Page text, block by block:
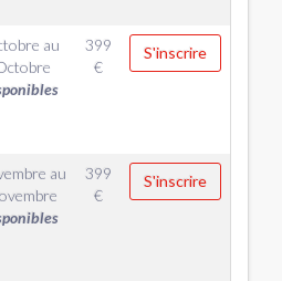
au
399
€
S'inscrire
au
399
€
S'inscrire